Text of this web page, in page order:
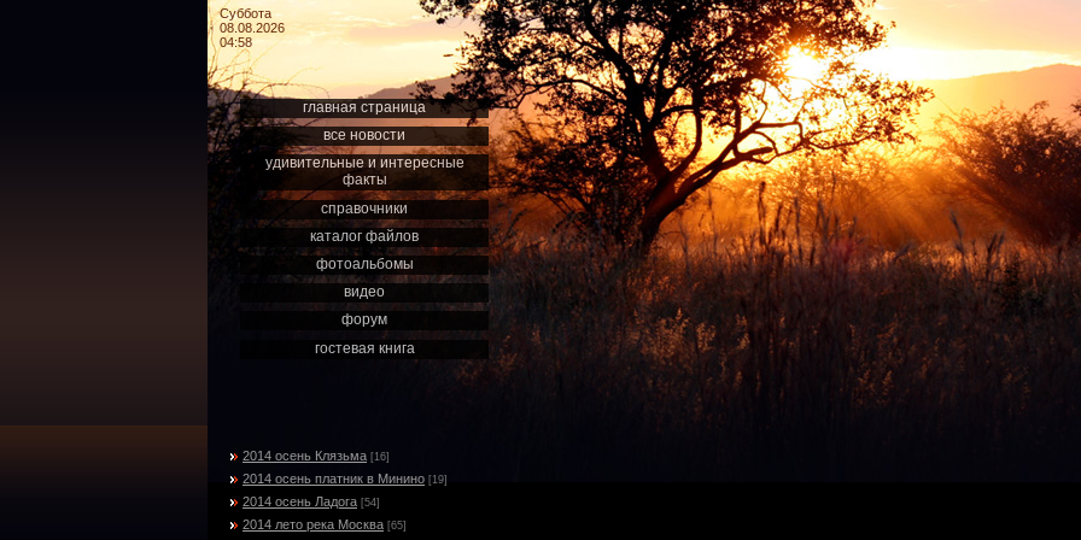
Суббота
08.08.2026
04:58
главная страница
все новости
удивительные и интересные
факты
справочники
каталог файлов
фотоальбомы
видео
форум
гостевая книга
2014 осень Клязьма [16]
2014 осень платник в Минино [19]
2014 осень Ладога [54]
2014 лето река Москва [65]